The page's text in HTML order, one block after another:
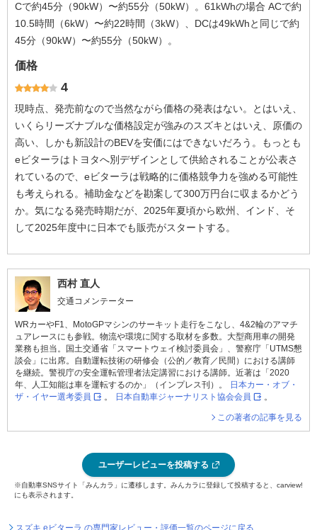
Cで約45分（90kW）〜約55分（50kW）。61kWhの場合 ACで約
10.5時間（6kW）〜約22時間（3kW）、DCは49kWhと同じで約
45分（90kW）〜約55分（50kW）。
価格
4
現時点、発売前なので当然ながら価格の発表はない。とはいえ、
いくらリーズナブルな価格設定が強みのスズキとはいえ、原価の
高い、しかも新設計のBEVを安価にはできないだろう。もっとも
eビターラはトヨタへ別デザインとして供給されることが公表さ
れているので、eビターラは戦略的に価格競争力を強める可能性
も考えられる。補助金などを勘案して300万円台に収まるかどう
か。気になる発売時期だが、2025年夏頃から欧州、インド、そ
して2025年度中に日本でも販売がスタートする。
西村 直人
交通コメンテーター
WRカーやF1、MotoGPマシンのサーキット走行をこなし、4&2輪のアマチ
ュアレースにも参戦。物流や環境に関する取材を多数。大型商用車の開発
業務も担当。国土交通省「スマートウェイ検討委員会」、警察庁「UTMS懇
談会」に出席。自動運転技術の研修会（公的／教育／民間）における講師
を継続。警視庁の安全運転管理者法定講習における講師。近著は「2020
年、人工知能は車を運転するのか」（インプレス刊）。
日本カー・オブ・
ザ・イヤー選考委員
。 日本自動車ジャーナリスト協会会員 。
この著者の記事を見る
ユーザーレビューを投稿する
※自動車SNSサイト「みんカラ」に遷移します。みんカラに登録して投稿すると、carview!
にも表示されます。
スズキ eビターラ の専門家レビュー・評価一覧のページに戻る